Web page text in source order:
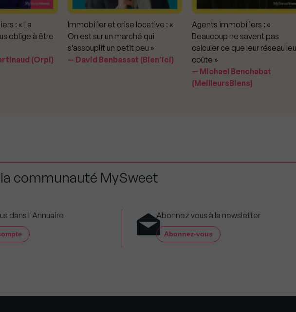
: « La
oblige à être
(Orpi)
Immobilier et crise locative : «
On est sur un marché qui
s’assouplit un petit peu »
David Benbassat (Bien’ici)
Agents immobiliers : «
Beaucoup ne savent pas
calculer ce que leur réseau
coûte »
Michael Benchabat
(MeilleursBiens)
communauté MySweet
dans l'Annuaire Abonnez vous à la newsletter
Abonnez-vous